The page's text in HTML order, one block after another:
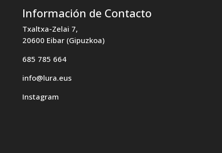
Información de Contacto
Txaltxa-Zelai 7,
20600 Eibar (Gipuzkoa)
685 785 664
info@lura.eus
Instagram